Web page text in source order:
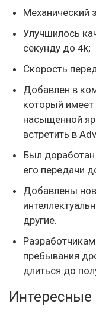
Механический
Улучшилось
секунду до 4k;
Скорость
Добавлен в
который
насыщенной
встретить в
Был доработан
его передачи
Добавлены
другие.
пребывания
длиться до